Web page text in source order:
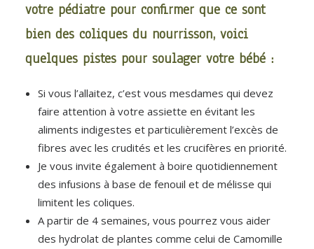
votre pédiatre pour confirmer que ce sont
bien des coliques du nourrisson, voici
quelques pistes pour soulager votre bébé :
Si vous l’allaitez, c’est vous mesdames qui devez
faire attention à votre assiette en évitant les
aliments indigestes et particulièrement l’excès de
fibres avec les crudités et les crucifères en priorité.
Je vous invite également à boire quotidiennement
des infusions à base de fenouil et de mélisse qui
limitent les coliques.
A partir de 4 semaines, vous pourrez vous aider
des hydrolat de plantes comme celui de Camomille